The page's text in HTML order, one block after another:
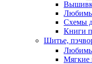
Схемы
Книги
Шитье,
Мягкие